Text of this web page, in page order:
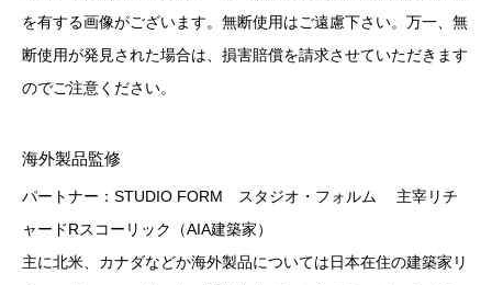
を有する画像がございます。無断使用はご遠慮下さい。万一、無
断使用が発見された場合は、損害賠償を請求させていただきます
のでご注意ください。
海外製品監修
パートナー：STUDIO FORM スタジオ・フォルム 主宰リチ
ャードRスコーリック（AIA建築家）
主に北米、カナダなどか海外製品については日本在住の建築家リ